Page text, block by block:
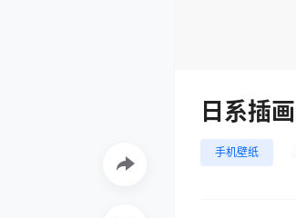
日系插
手机壁纸